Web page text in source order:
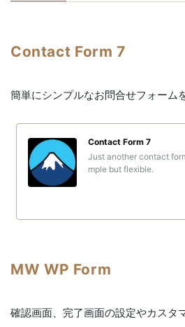
Contact Form 7
簡単にシンプルなお問合せフォーム
Contact Form 7
Just another contact
mple but flexible.
MW WP Form
確認画面、完了画面の設定やカスタ